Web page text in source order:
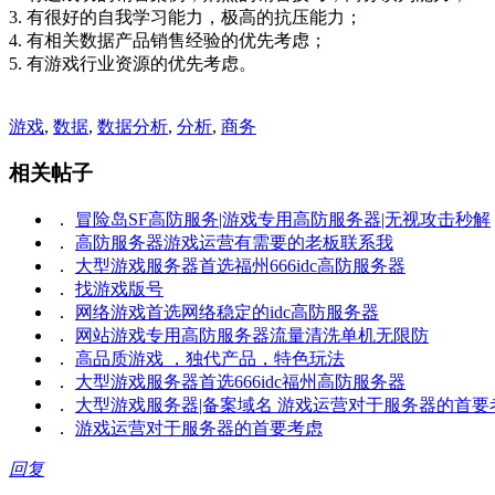
3. 有很好的自我学习能力，极高的抗压能力；
4. 有相关数据产品销售经验的优先考虑；
5. 有游戏行业资源的优先考虑。
游戏, 数据, 数据分析, 分析, 商务
相关帖子
．
冒险岛SF高防服务|游戏专用高防服务器|无视攻击秒解
． 高防服务器游戏运营有需要的老板联系我
． 大型游戏服务器首选福州666idc高防服务器
． 找游戏版号
．
网络游戏首选网络稳定的idc高防服务器
．
网站游戏专用高防服务器流量清洗单机无限防
． 高品质游戏 ，独代产品，特色玩法
． 大型游戏服务器首选666idc福州高防服务器
． 大型游戏服务器|备案域名 游戏运营对于服务器的首要
． 游戏运营对于服务器的首要考虑
回复